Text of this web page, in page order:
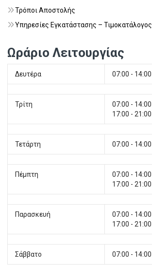
Τρόποι Αποστολής
Υπηρεσίες Εγκατάστασης – Τιμοκατάλογος
Ωράριο Λειτουργίας
Δευτέρα 07:00 - 14:00
Τρίτη
07:00 - 14:00
17:00 - 21:00
Τετάρτη 07:00 - 14:00
Πέμπτη
07:00 - 14:00
17:00 - 21:00
Παρασκευή
07:00 - 14:00
17:00 - 21:00
Σάββατο 07:00 - 14:00